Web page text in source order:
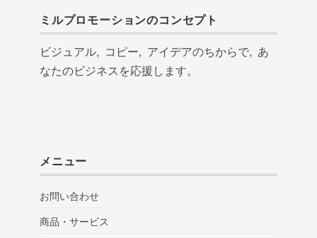
ミルプロモーションのコンセプト
ビジュアル, コピー, アイデアのちからで, あ
なたのビジネスを応援します。
メニュー
お問い合わせ
商品・サービス